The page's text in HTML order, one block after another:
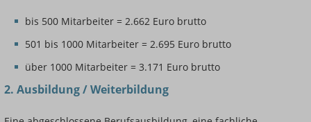
bis 500 Mitarbeiter = 2.662 Euro brutto
501 bis 1000 Mitarbeiter = 2.695 Euro brutto
über 1000 Mitarbeiter = 3.171 Euro brutto
2. Ausbildung / Weiterbildung